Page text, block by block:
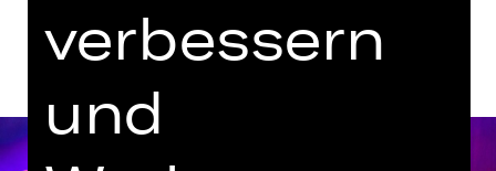
verbessern
und